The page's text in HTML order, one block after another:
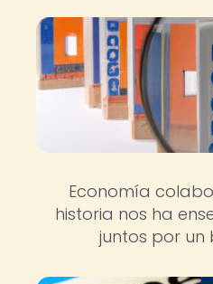
Economía
historia nos ha
juntos por un